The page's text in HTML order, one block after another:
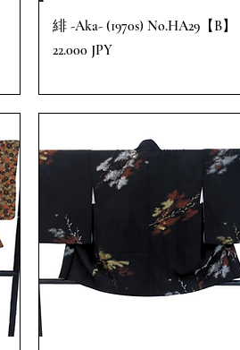
緋 -Aka- (1970s) No.HA29【B】
Precio
22.000 JPY